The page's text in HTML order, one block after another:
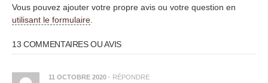
Vous pouvez ajouter votre propre avis ou votre question en
utilisant le formulaire
13 COMMENTAIRES OU AVIS
11 OCTOBRE 2020 · RÉPONDRE